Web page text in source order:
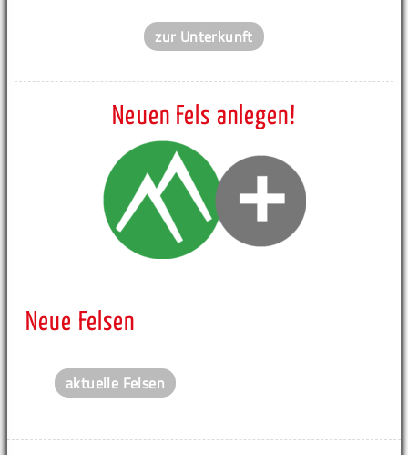
zur Unterkunft
Neuen Fels anlegen!
Neue Felsen
aktuelle Felsen